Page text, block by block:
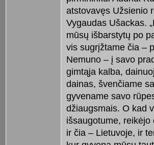
atstovavęs Užsienio
Vygaudas Ušackas.
mūsų išbarstytų po
vis sugrįžtame čia –
Nemuno – į savo
gimtąja kalba,
dainas, švenčiame
gyvename savo
džiaugsmais. O kad
išsaugotume, reikėjo
ir čia – Lietuvoje, ir